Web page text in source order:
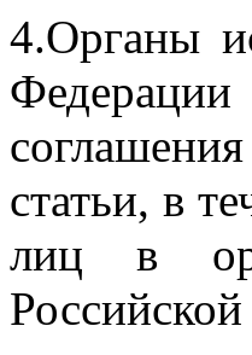
4.Органы
статьи, в
лиц в